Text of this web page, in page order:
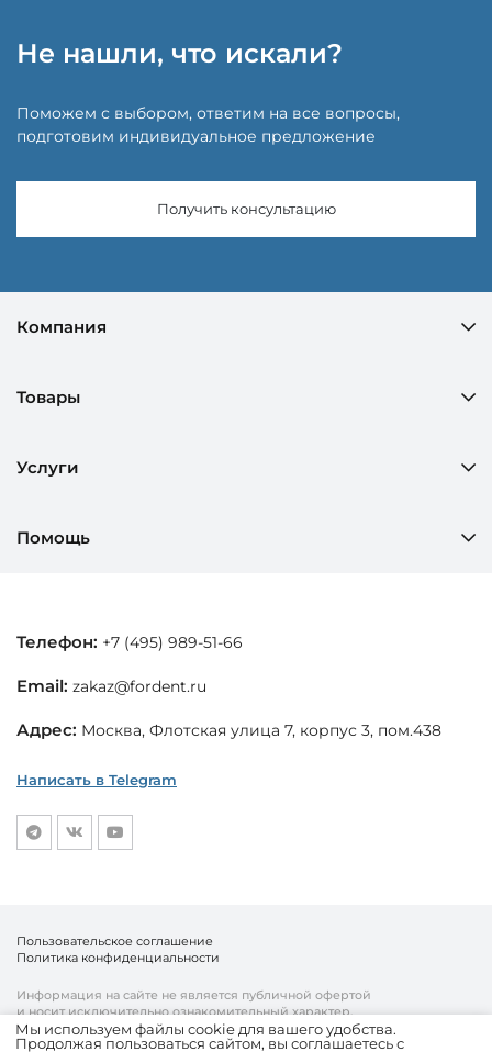
Не нашли, что искали?
Поможем с выбором, ответим на все вопросы,
подготовим индивидуальное предложение
Получить консультацию
Компания
Товары
Услуги
Помощь
Телефон: +7 (495) 989-51-66
Email: zakaz@fordent.ru
Адрес: Москва, Флотская улица 7, корпус 3, пом.438
Написать в Telegram
Информация на сайте не является публичной офертой
и носит исключительно ознакомительный характер.
Пользовательское соглашение
Политика конфиденциальности
Мы используем файлы cookie для вашего удобства.
Продолжая пользоваться сайтом, вы соглашаетесь с